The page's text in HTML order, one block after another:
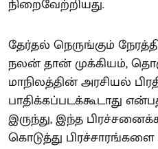
நிறைவேற்றியது.
தேர்தல் நெருங்கும்
நலன் தான் முக்கியம்,
மாநிலத்தின் அரசியல்
பாதிக்கப்படக்கூடாது
இருந்து, இந்த
கொடுத்து